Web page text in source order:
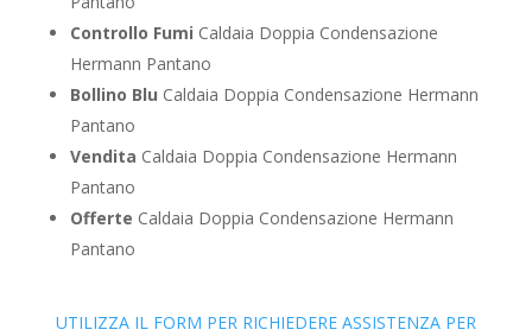
Controllo Fumi Caldaia Doppia Condensazione
Hermann Pantano
Bollino Blu Caldaia Doppia Condensazione Hermann
Pantano
Vendita Caldaia Doppia Condensazione Hermann
Pantano
Offerte Caldaia Doppia Condensazione Hermann
Pantano
UTILIZZA IL FORM PER RICHIEDERE ASSISTENZA PER